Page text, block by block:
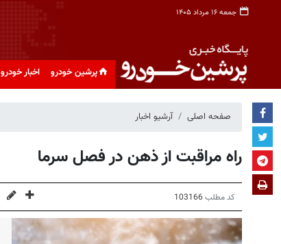
جمعه ۱۶ مرداد ۱۴۰۵
پرشین خودرو اخبار خودرو
صفحه اصلی آرشیو اخبار
راه مراقبت از ذهن در فصل سرما
کد مطلب 103166